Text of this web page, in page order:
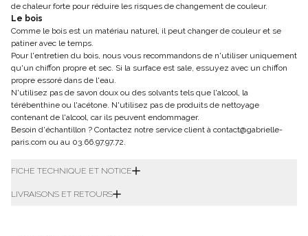
de chaleur forte pour réduire les risques de changement de couleur.
Le bois
Comme le bois est un matériau naturel, il peut changer de couleur et se
patiner avec le temps.
Pour l'entretien du bois, nous vous recommandons de n'utiliser uniquement
qu'un chiffon propre et sec. Si la surface est sale, essuyez avec un chiffon
propre essoré dans de l'eau.
N'utilisez pas de savon doux ou des solvants tels que l'alcool, la
térébenthine ou l'acétone. N'utilisez pas de produits de nettoyage
contenant de l'alcool, car ils peuvent endommager.
Besoin d'échantillon ? Contactez notre service client à contact@gabrielle-
paris.com ou au 03.66.97.97.72.
FICHE TECHNIQUE ET NOTICE
LIVRAISONS ET RETOURS